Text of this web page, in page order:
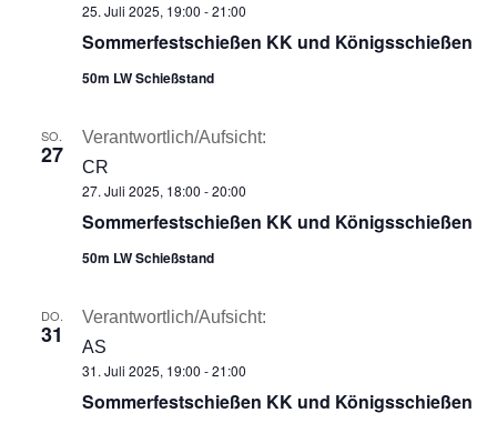
25. Juli 2025, 19:00 -21:00
Sommerfestschießen KK und Königsschießen
50m LW Schießstand
SO.
27
27. Juli 2025, 18:00 -20:00
Sommerfestschießen KK und Königsschießen
50m LW Schießstand
Verantwortlich/Aufsicht:
CR
DO.
31
31. Juli 2025, 19:00 -21:00
Sommerfestschießen KK und Königsschießen
Verantwortlich/Aufsicht:
AS